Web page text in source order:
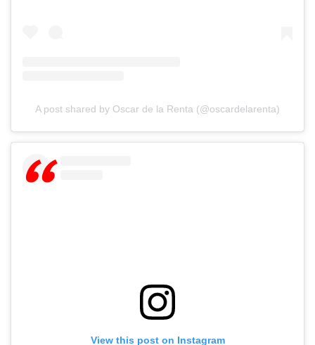
A post shared by Oscar de la Renta (@oscardelarenta)
View this post on Instagram